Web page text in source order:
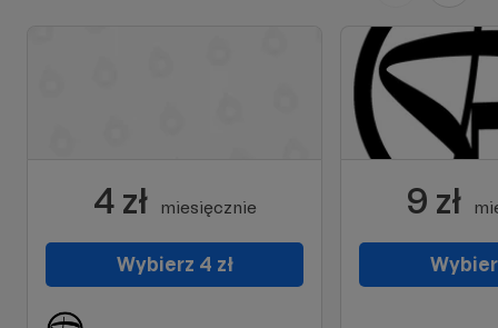
4 zł miesięcznie
Wybierz 4 zł
9 zł